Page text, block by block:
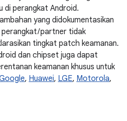
di perangkat Android.
yang didokumentasikan
/ partner tidak
tingkat patch keamanan.
dan chipset juga dapat
keamanan khusus untuk
, Huawei, LGE, Motorola,